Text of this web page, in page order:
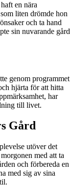
en nära
liten drömde hon
och ta hand
sin nuvarande gård
genom programmet
hjärta för att hitta
har
till livet.
Gård
utöver det
med att ta
och förbereda en
med sig av sina